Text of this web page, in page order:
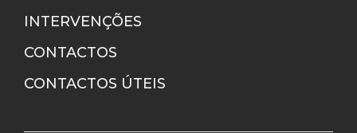
INTERVENÇÕES
CONTACTOS
CONTACTOS ÚTEIS